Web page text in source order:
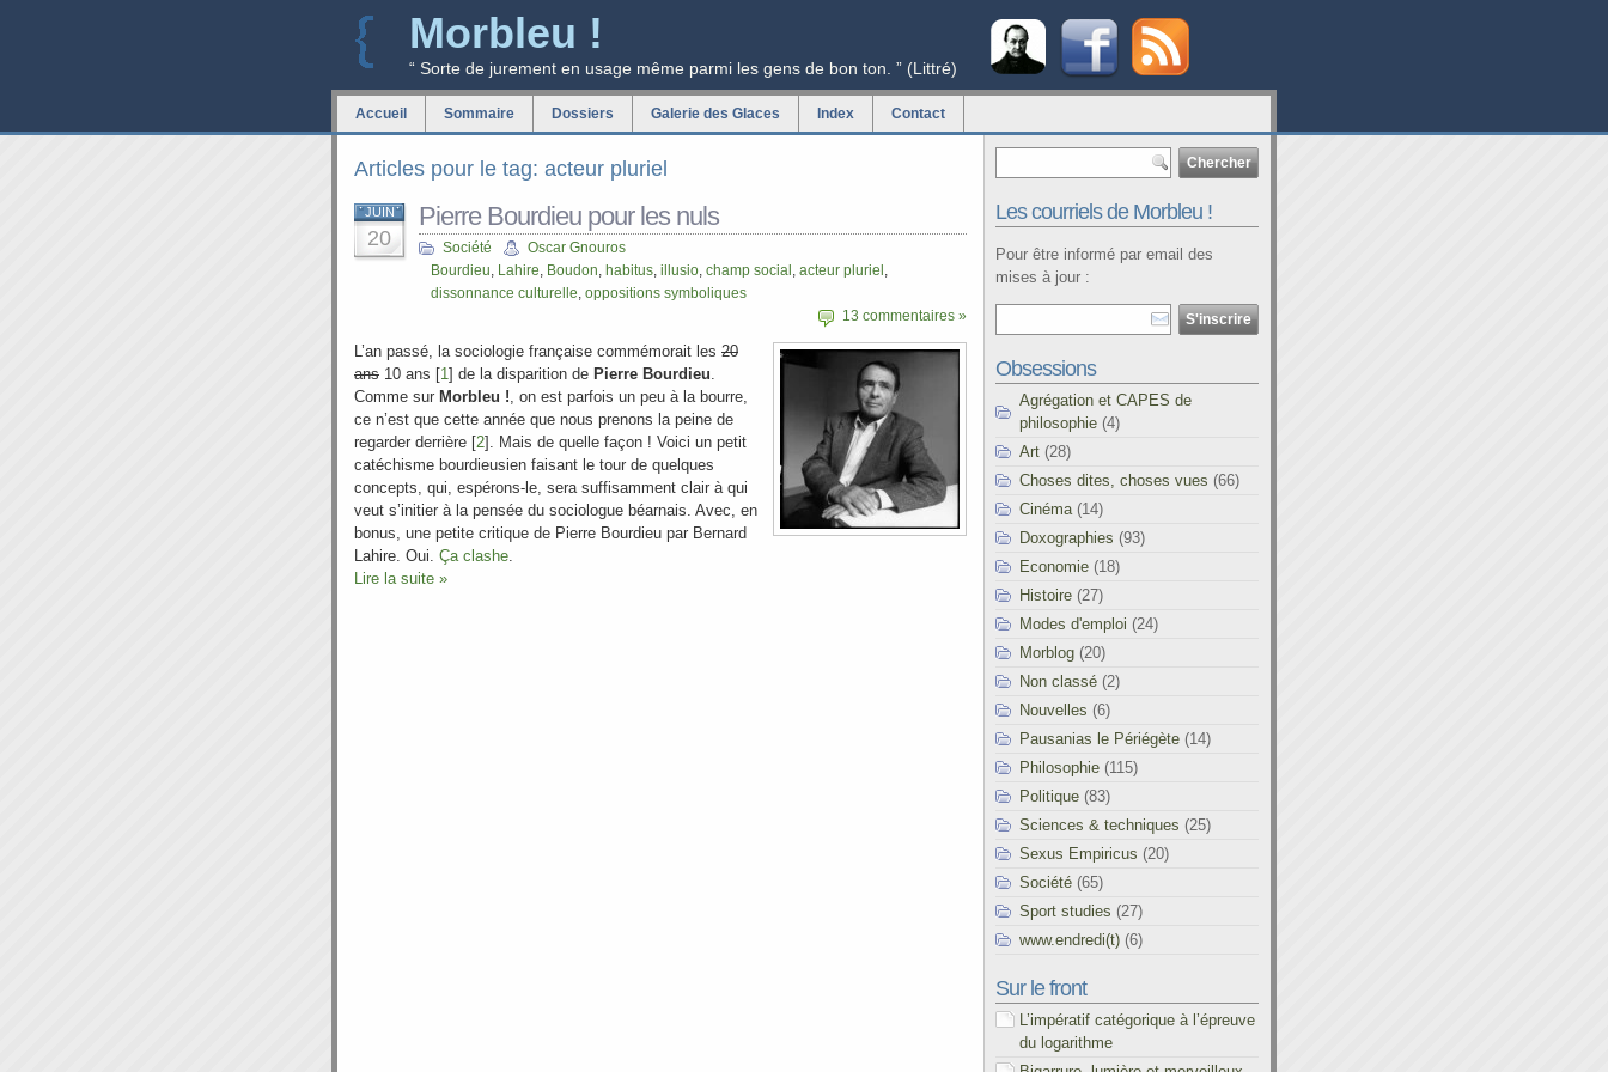
Morbleu !
“ Sorte de jurement en usage même parmi les gens de bon ton. ” (Littré)
Accueil Sommaire Dossiers Galerie des Glaces Index Contact
Articles pour le tag: acteur pluriel
JUIN
20
Pierre Bourdieu pour les nuls
Société
Oscar Gnouros
Bourdieu, Lahire, Boudon, habitus, illusio, champ social , acteur pluriel ,
dissonnance culturelle, oppositions symboliques
13 commentaires »
L’an passé, la sociologie française commémorait les 20
ans 10 ans [1] de la disparition de Pierre Bourdieu.
Comme sur Morbleu !, on est parfois un peu à la bourre,
ce n’est que cette année que nous prenons la peine de
regarder derrière [2]. Mais de quelle façon ! Voici un petit
catéchisme bourdieusien faisant le tour de quelques
concepts, qui, espérons-le, sera suffisamment clair à qui
veut s’initier à la pensée du sociologue béarnais. Avec, en
bonus, une petite critique de Pierre Bourdieu par Bernard
Lahire. Oui. Ça clashe.
Lire la suite »
Les courriels de Morbleu !
Pour être informé par email des
mises à jour :
Obsessions
Agrégation et CAPES de
philosophie (4)
Art (28)
Choses dites, choses vues (66)
Cinéma (14)
Doxographies (93)
Economie (18)
Histoire (27)
Modes d'emploi (24)
Morblog (20)
Non classé (2)
Nouvelles (6)
Pausanias le Périégète (14)
Philosophie (115)
Politique (83)
Sciences & techniques (25)
Sexus Empiricus (20)
Société (65)
Sport studies (27)
www.endredi(t) (6)
Sur le front
L’impératif catégorique à l’épreuve
du logarithme